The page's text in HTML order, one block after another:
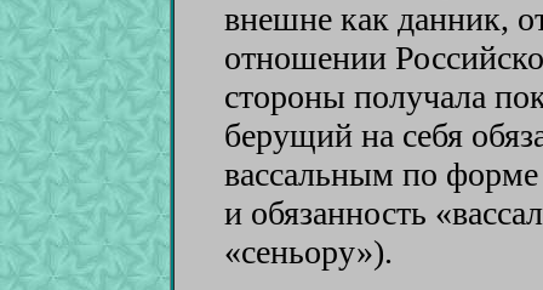
внешне как данник,
отношении
стороны получала
берущий на себя
вассальным по форме
и обязанность
«сеньору»).